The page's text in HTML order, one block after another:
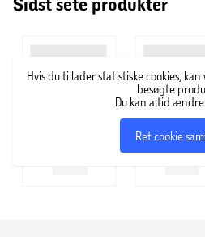
over hele verden. Hos Vitakraft
nøgleordene, og i sortimentet
begærer inden for foder og
katte, fugle, reptiler, fisk samt
Hvis du tillader statistiske cookies,
besøgte
Du kan altid
Ret cookie